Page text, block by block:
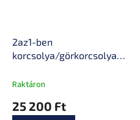
2az1-ben
korcsolya/görkorcsolya
Raktáron
25 200 Ft